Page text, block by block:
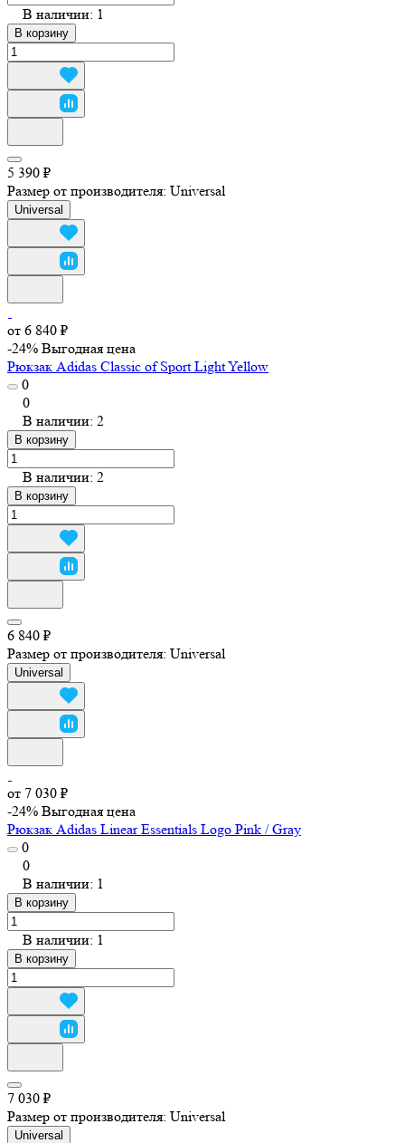
В наличии: 1
В корзину
5 390 ₽
Размер от производителя: Universal
Universal
от 6 840 ₽
-24% Выгодная цена
Рюкзак Adidas Classic of Sport Light Yellow
0
0
В наличии: 2
В корзину
В наличии: 2
В корзину
6 840 ₽
Размер от производителя: Universal
Universal
от 7 030 ₽
-24% Выгодная цена
Рюкзак Adidas Linear Essentials Logo Pink / Gray
0
0
В наличии: 1
В корзину
В наличии: 1
В корзину
7 030 ₽
Размер от производителя: Universal
Universal